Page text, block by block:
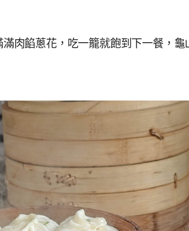
肉餡蔥花，吃一籠就飽到下一餐，龜